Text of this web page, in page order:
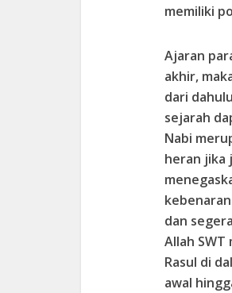
memiliki
Ajaran
akhir,
dari
sejarah
Nabi
heran jika
dan
Allah
Rasul di
awal